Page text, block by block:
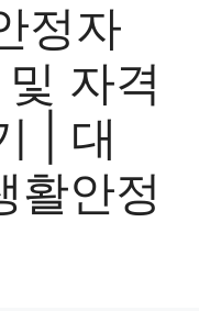
정자
자격
| 대
활안정